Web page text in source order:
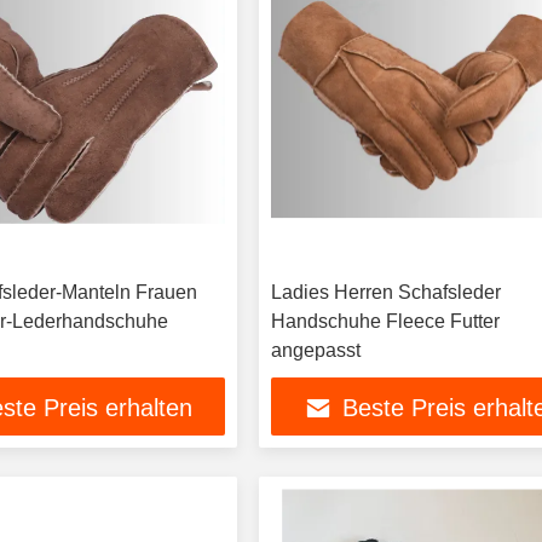
Manteln Frauen
Lederhandschuhe
Preis erhalten
Ladies Herren Schafsleder
Handschuhe Fleece Futter
angepasst
Beste Preis